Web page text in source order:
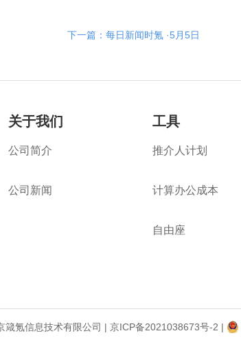
下一篇：每日新闻时氪 ·5月5日
关于我们
公司简介
公司新闻
工具
推介人计划
计算办公成本
自由座
箴氪信息技术有限公司 | 京ICP备2021038673号-2 |